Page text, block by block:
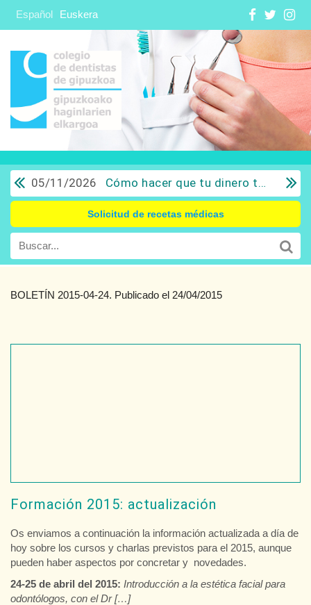
Español Euskera
05/11/2026 Cómo hacer que tu dinero trabaje para ti: Del ahorro a la inversión con sentido común.
Solicitud de recetas médicas
BOLETÍN 2015-04-24. Publicado el 24/04/2015
Formación 2015: actualización
Os enviamos a continuación la información actualizada a día de
hoy sobre los cursos y charlas previstos para el 2015, aunque
pueden haber aspectos por concretar y novedades.
24-25 de abril del 2015: Introducción a la estética facial para
odontólogos, con el Dr […]